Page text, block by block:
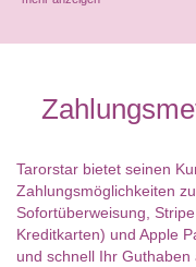
Tarorstar bietet seinen
Zahlungsmöglichkeiten
Sofortüberweisung,
Kreditkarten) und Apple
und schnell Ihr